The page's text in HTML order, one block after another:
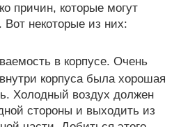
причин, которые могут
Вот некоторые из них:
в корпусе. Очень
корпуса была хорошая
Холодный воздух должен
стороны и выходить из